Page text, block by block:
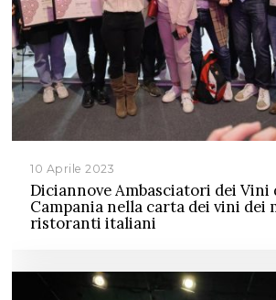
10 Aprile 2023
Diciannove Ambasciatori dei Vini
Campania nella carta dei vini dei
ristoranti italiani